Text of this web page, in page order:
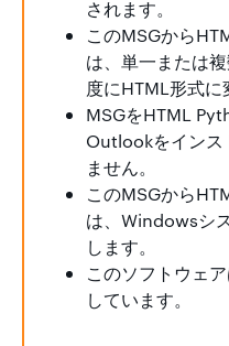
されます。
このMSGから
は、単一または
度にHTML形式に
MSGをHTML
Outlookをインス
ません。
このMSGから
は、Windowsシ
します。
このソフトウェ
しています。